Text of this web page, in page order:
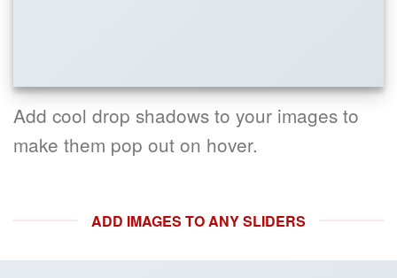
Add cool drop shadows to your images to
make them pop out on hover.
ADD IMAGES TO ANY SLIDERS